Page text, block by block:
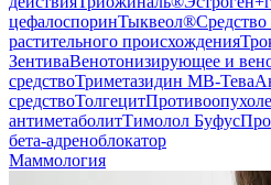
цефалоспоринТыквеол®
растительного происхождения
ЗентиваВенотонизирующее и
средствоТриметазидин МВ-Тева
средствоТолгецит
антиметаболитТимолол Буфус
бета-адреноблокатор
Маммология